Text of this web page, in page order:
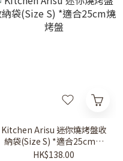
Kitchen Arisu 迷你燒烤盤收
納袋(Size S) *適合25cm燒
烤盤
HK$138.00